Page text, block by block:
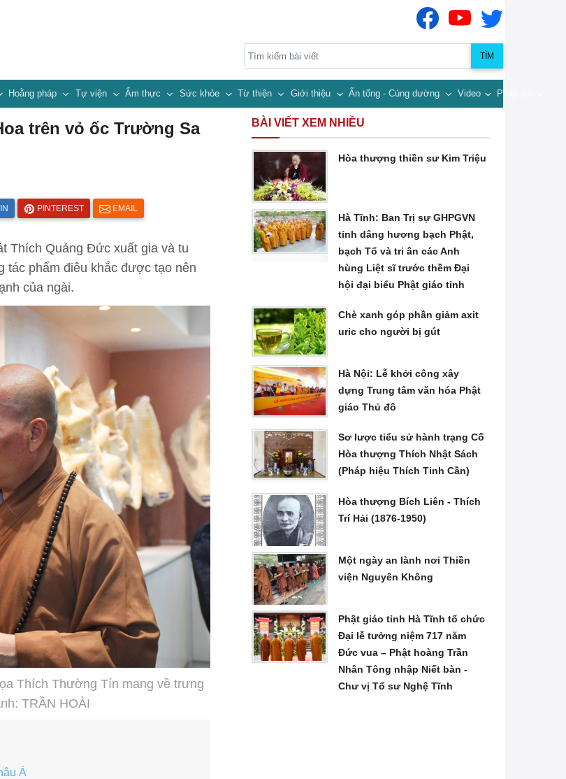
TÌM
Hoằng pháp Tự viện Ẩm thực Sức khỏe Từ thiện Giới thiệu Ấn tống - Cúng dường Video Pháp âm
trên vỏ ốc Trường Sa
PINTEREST EMAIL
Thích Quảng Đức xuất gia và tu
phẩm điêu khắc được tạo nên
của ngài.
Thích Thường Tín mang về trưng
TRẦN HOÀI
Á
BÀI VIẾT XEM NHIỀU
Hòa thượng thiền sư Kim Triệu
Hà Tĩnh: Ban Trị sự GHPGVN
tỉnh dâng hương bạch Phật,
bạch Tổ và tri ân các Anh
hùng Liệt sĩ trước thềm Đại
hội đại biểu Phật giáo tỉnh
Chè xanh góp phần giảm axit
uric cho người bị gút
Hà Nội: Lễ khởi công xây
dựng Trung tâm văn hóa Phật
giáo Thủ đô
Sơ lược tiểu sử hành trạng Cố
Hòa thượng Thích Nhật Sách
(Pháp hiệu Thích Tinh Cần)
Hòa thượng Bích Liên - Thích
Trí Hải (1876-1950)
Một ngày an lành nơi Thiền
viện Nguyên Không
Phật giáo tỉnh Hà Tĩnh tổ chức
Đại lễ tưởng niệm 717 năm
Đức vua – Phật hoàng Trần
Nhân Tông nhập Niết bàn -
Chư vị Tổ sư Nghệ Tĩnh